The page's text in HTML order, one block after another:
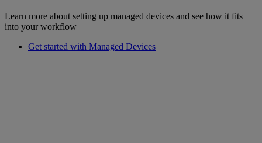
Learn more about setting up managed devices and see how it fits
into your workflow
Get started with Managed Devices